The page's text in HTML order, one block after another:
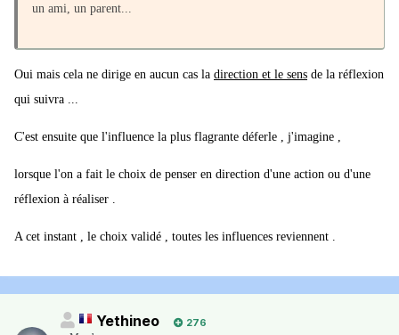
un ami, un parent...
Oui mais cela ne dirige en aucun cas la direction et le sens de la réflexion
qui suivra ...
C'est ensuite que l'influence la plus flagrante déferle , j'imagine ,
lorsque l'on a fait le choix de penser en direction d'une action ou d'une
réflexion à réaliser .
A cet instant , le choix validé , toutes les influences reviennent .
Yethineo
276